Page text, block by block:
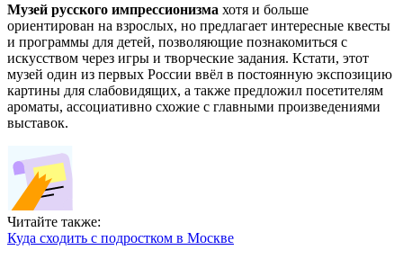
Музей русского импрессионизма хотя и больше
ориентирован на взрослых, но предлагает интересные квесты
и программы для детей, позволяющие познакомиться с
искусством через игры и творческие задания. Кстати, этот
музей один из первых России ввёл в постоянную экспозицию
картины для слабовидящих, а также предложил посетителям
ароматы, ассоциативно схожие с главными произведениями
выставок.
Читайте также:
Куда сходить с подростком в Москве